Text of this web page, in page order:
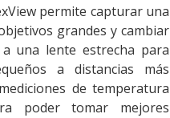
permite capturar una
grandes y cambiar
una lente estrecha para
a distancias más
de temperatura
poder tomar mejores